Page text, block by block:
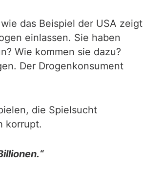
das Beispiel der USA zeigt
einlassen. Sie haben
Wie kommen sie dazu?
Der Drogenkonsument
die Spielsucht
korrupt.